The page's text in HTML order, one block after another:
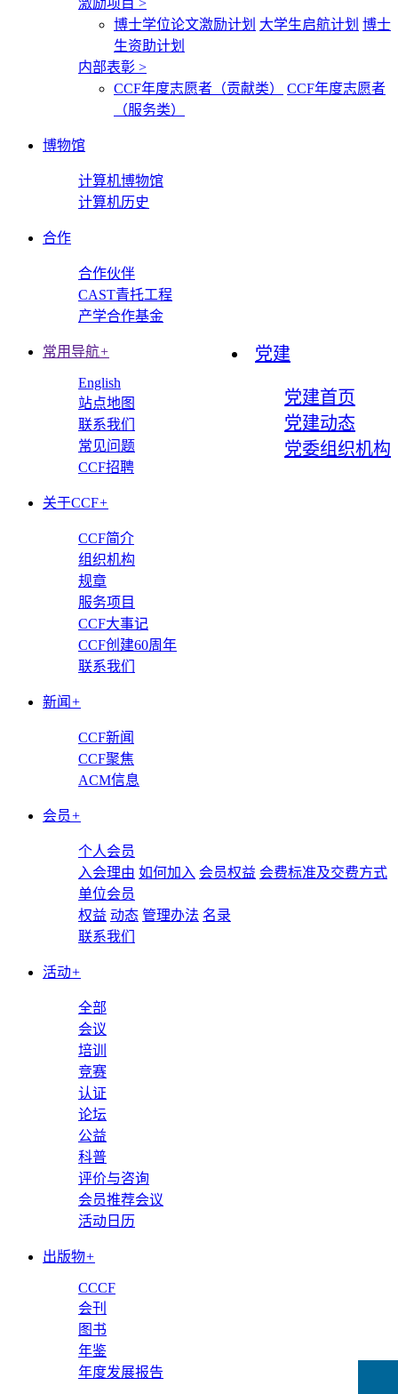
激励项目 >
博士学位论文激励计划 大学生启航计划 博士
生资助计划
内部表彰 >
CCF年度志愿者（贡献类）
CCF年度志愿者
（服务类）
博物馆
计算机博物馆
计算机历史
合作
合作伙伴
CAST青托工程
产学合作基金
党建
党建首页
党建动态
党委组织机构
常用导航+
English
站点地图
联系我们
常见问题
CCF招聘
关于CCF+
CCF简介
组织机构
规章
服务项目
CCF大事记
CCF创建60周年
联系我们
新闻 +
CCF新闻
CCF聚焦
ACM信息
会员+
个人会员
入会理由 如何加入 会员权益 会费标准及交费方式
单位会员
权益 动态 管理办法 名录
联系我们
活动+
全部
会议
培训
竞赛
认证
论坛
公益
科普
评价与咨询
会员推荐会议
活动日历
出版物+
CCCF
会刊
图书
年鉴
年度发展报告